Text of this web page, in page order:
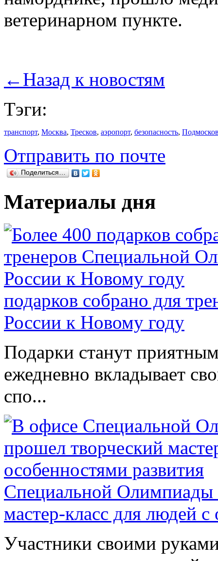
ветеринарном пункте.
← Назад к новостям
Тэги:
транспорт, Москва, Тресков, аэропорт, безопасность,
Отправить по почте
Поделиться…
Материалы дня
подарков собрано для
России к Новому году
Подарки станут
ежедневно вкладывает
спо...
Специальной Олимпиады
мастер-класс для людей
Участники своими